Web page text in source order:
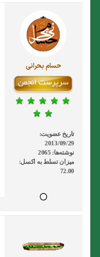
حسام بحرانی
تاریخ عضویت:
2013/09/29
نوشته‌ها: 2065
میزان تسلط به اکسل:
72.00